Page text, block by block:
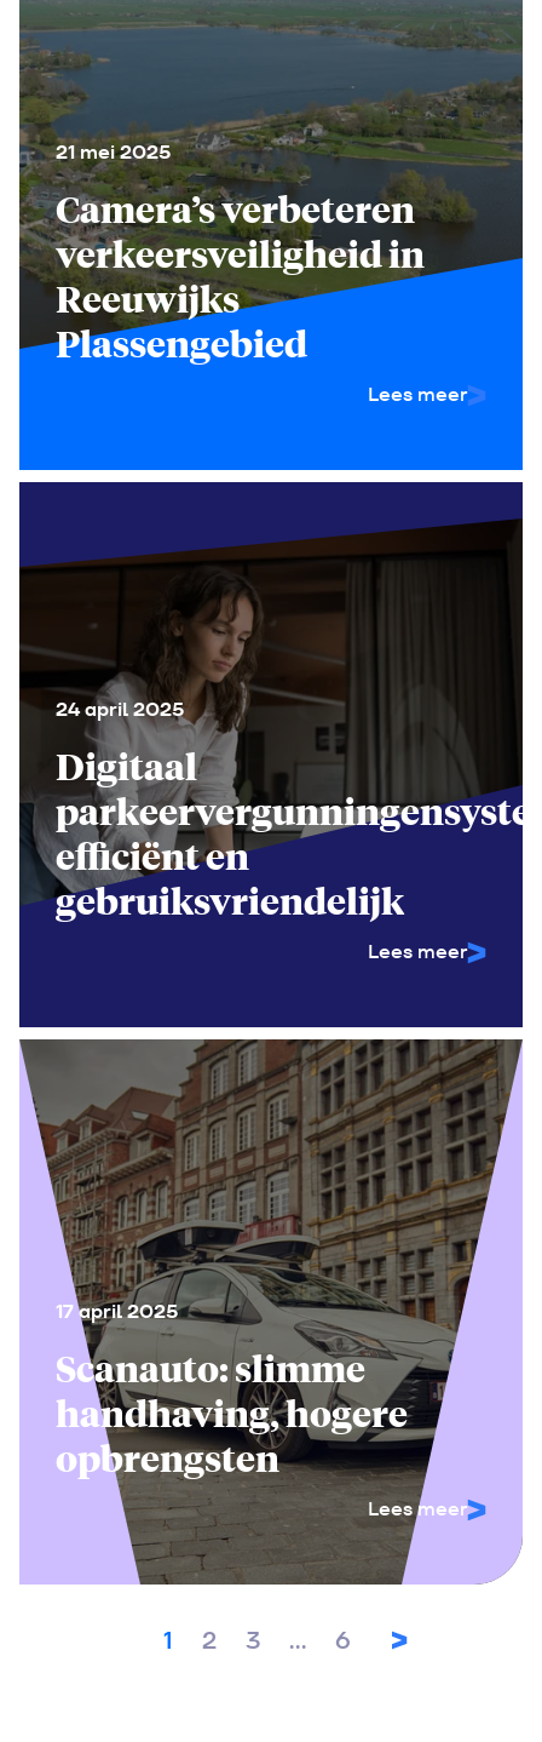
21 mei 2025
Camera’s verbeteren
verkeersveiligheid in
Reeuwijks
Plassengebied
Lees meer
24 april 2025
Digitaal
efficiënt en
gebruiksvriendelijk
Lees meer
17 april 2025
Scanauto: slimme
handhaving, hogere
opbrengsten
Lees meer
1 2 3 ... 6